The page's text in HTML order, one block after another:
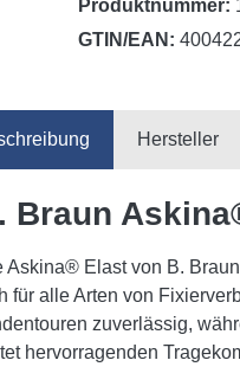
Produktnummer:
GTIN/EAN:
Hersteller
Braun
Askina® Elast von B.
für alle Arten von
zuverlässig,
hervorragenden